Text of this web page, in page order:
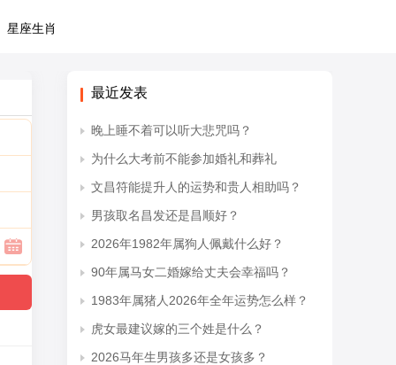
星座生肖
最近发表
晚上睡不着可以听大悲咒吗？
为什么大考前不能参加婚礼和葬礼
文昌符能提升人的运势和贵人相助吗？
男孩取名昌发还是昌顺好？
2026年1982年属狗人佩戴什么好？
90年属马女二婚嫁给丈夫会幸福吗？
1983年属猪人2026年全年运势怎么样？
虎女最建议嫁的三个姓是什么？
2026马年生男孩多还是女孩多？